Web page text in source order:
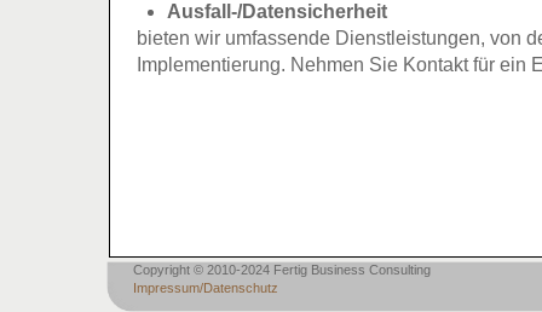
Ausfall-/Datensicherheit
bieten wir umfassende Dienstleistungen, von
Implementierung. Nehmen Sie Kontakt für ein
Copyright © 2010-2024 Fertig Business Consulting
Impressum/Datenschutz